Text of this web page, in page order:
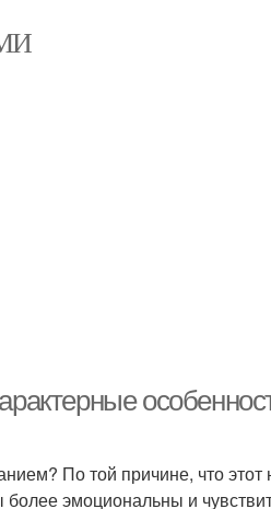
По той причине, что этот
эмоциональны и